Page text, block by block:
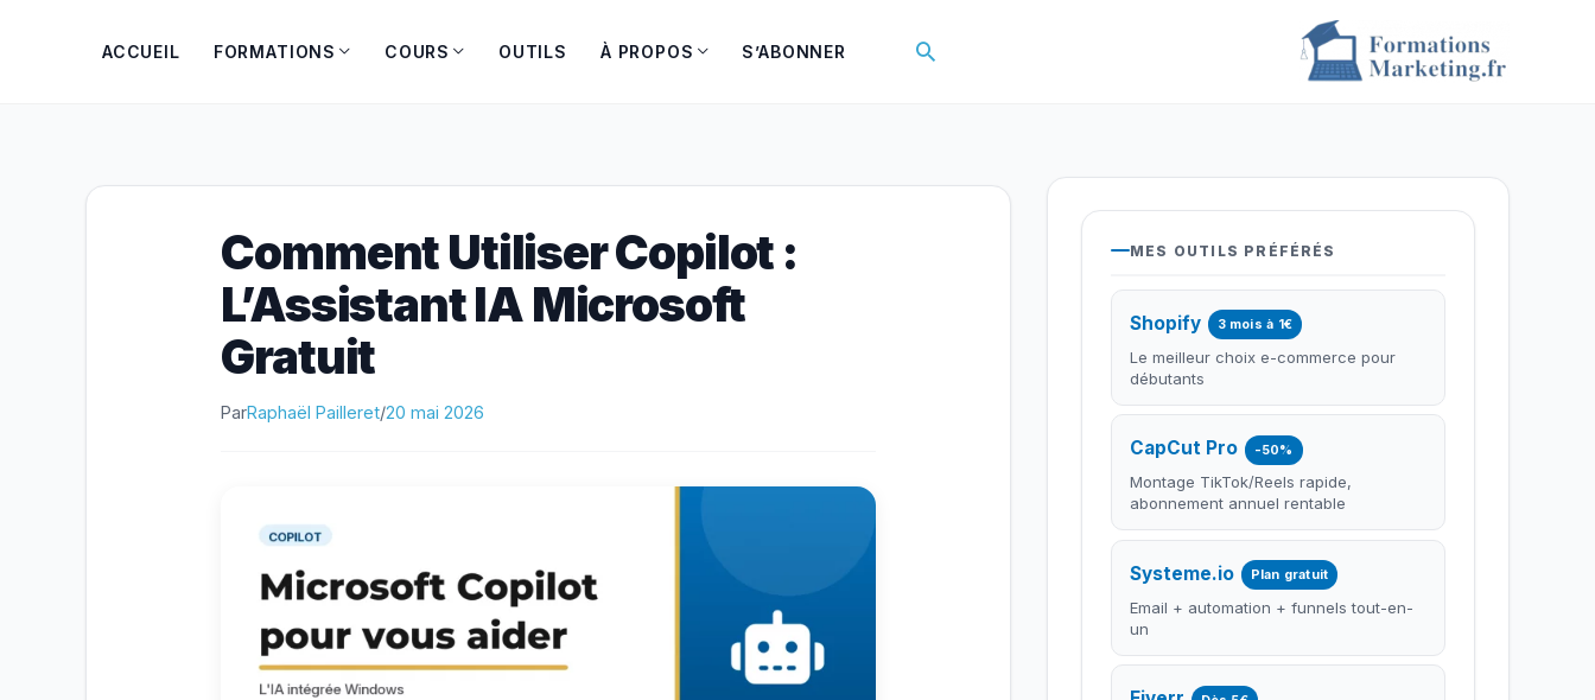
ACCUEIL FORMATIONS COURS OUTILS À PROPOS S’ABONNER Rechercher
Comment Utiliser Copilot :
L’Assistant IA Microsoft
Gratuit
ParRaphaël Pailleret/20 mai 2026
MES OUTILS PRÉFÉRÉS
Shopify 3 mois à 1€
Le meilleur choix e-commerce pour
débutants
CapCut Pro -50%
Montage TikTok/Reels rapide,
abonnement annuel rentable
Systeme.io Plan gratuit
Email + automation + funnels tout-en-
un